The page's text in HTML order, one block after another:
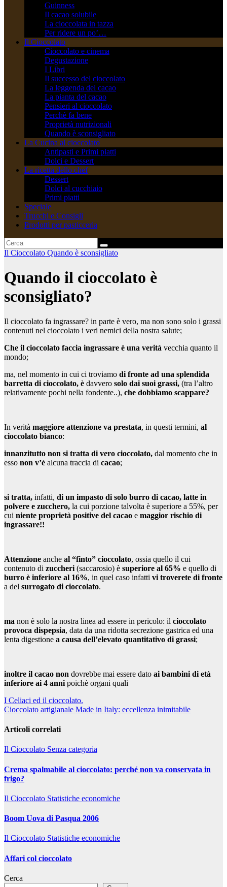
Guinness
Il cacao solubile
La cioccolata in tazza
Per ridere un po’…
Il Cioccolato
Cioccolato e cinema
Degustazione
I Libri
Il successo del cioccolato
La leggenda del cacao
La pianta del cacao
Pensieri al cioccolato
Perchè fa bene
Proprietà nutrizionali
Quando è sconsigliato
La Cucina al cioccolato
Antipasti e Primi piatti
Dolci e Dessert
La ricetta dello chef
Dessert
Dolci al cucchiaio
Primi piatti
Speciale
Trucchi e Consigli
Prodotti per pasticceria
Il Cioccolato Quando è sconsigliato
Quando il cioccolato è
sconsigliato?
Il cioccolato fa ingrassare? in parte è vero, ma non sono solo i grassi
contenuti nel cioccolato i veri nemici della nostra salute;
Che il cioccolato faccia ingrassare è una verità vecchia quanto il
mondo;
ma, nel momento in cui ci troviamo di fronte ad una splendida
barretta di cioccolato, è davvero solo dai suoi grassi, (tra l’altro
relativamente pochi nella fondente..), che dobbiamo scappare?
In verità maggiore attenzione va prestata, in questi termini, al
cioccolato bianco:
innanzitutto non si tratta di vero cioccolato, dal momento che in
esso non v’è alcuna traccia di cacao;
si tratta, infatti, di un impasto di solo burro di cacao, latte in
polvere e zucchero, la cui porzione talvolta è superiore a 55%, per
cui niente proprietà positive del cacao e maggior rischio di
ingrassare!!
Attenzione anche al “finto” cioccolato, ossia quello il cui
contenuto di zuccheri (saccarosio) è superiore al 65% e quello di
burro è inferiore al 16%, in quel caso infatti vi troverete di fronte
a del surrogato di cioccolato.
ma non è solo la nostra linea ad essere in pericolo: il cioccolato
provoca dispepsia, data da una ridotta secrezione gastrica ed una
lenta digestione a causa dell’elevato quantitativo di grassi;
inoltre il cacao non dovrebbe mai essere dato ai bambini di età
inferiore ai 4 anni poichè organi quali
Navigazione
articoli
I Celiaci ed il cioccolato.
Cioccolato artigianale Made in Italy: eccellenza inimitabile
Articoli correlati
Il Cioccolato Senza categoria
Crema spalmabile al cioccolato: perché non va conservata in
frigo?
Il Cioccolato Statistiche economiche
Boom Uova di Pasqua 2006
Il Cioccolato Statistiche economiche
Affari col cioccolato
Cerca